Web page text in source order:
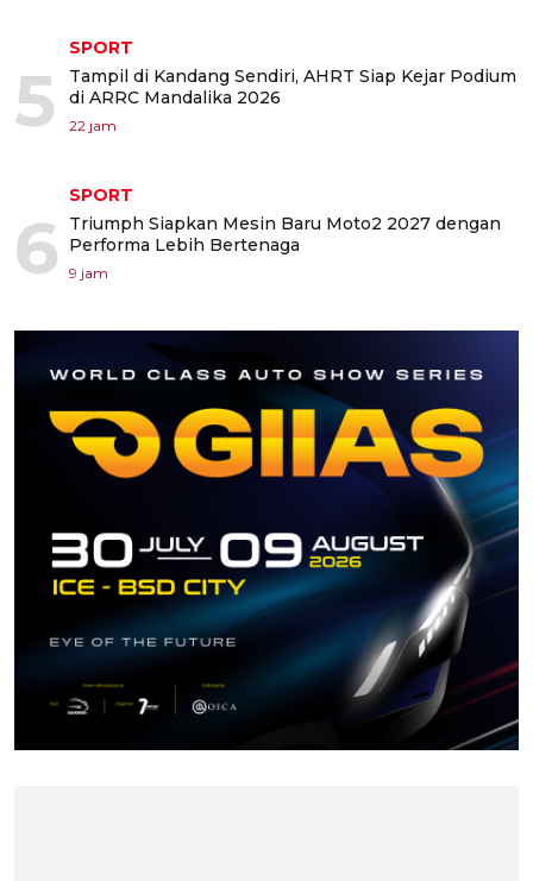
5
SPORT
Tampil di Kandang Sendiri, AHRT Siap Kejar Podium
di ARRC Mandalika 2026
22 jam
6
SPORT
Triumph Siapkan Mesin Baru Moto2 2027 dengan
Performa Lebih Bertenaga
9 jam